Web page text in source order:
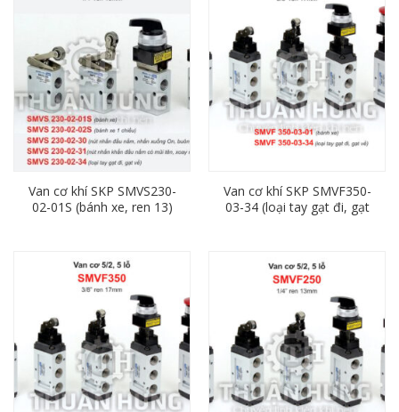
Van cơ khí SKP SMVS230-
02-01S (bánh xe, ren 13)
Van cơ khí SKP SMVF350-
03-34 (loại tay gạt đi, gạt